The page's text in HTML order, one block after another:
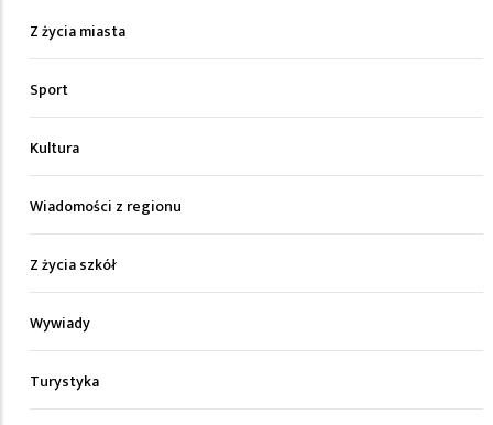
Z życia miasta
Sport
Kultura
Wiadomości z regionu
Z życia szkół
Wywiady
Turystyka